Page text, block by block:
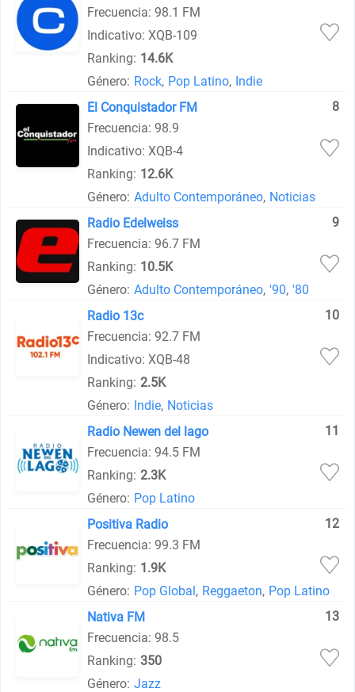
Frecuencia: 98.1 FM
Indicativo: XQB-109
Ranking: 14.6K
Género: Rock, Pop Latino, Indie
El Conquistador FM
8
Frecuencia: 98.9
Indicativo: XQB-4
Ranking: 12.6K
Género: Adulto Contemporáneo, Noticias
Radio Edelweiss
9
Frecuencia: 96.7 FM
Ranking: 10.5K
Género: Adulto Contemporáneo, '90, '80
Radio 13c
10
Frecuencia: 92.7 FM
Indicativo: XQB-48
Ranking: 2.5K
Género: Indie, Noticias
Radio Newen del lago
11
Frecuencia: 94.5 FM
Ranking: 2.3K
Género: Pop Latino
Positiva Radio
12
Frecuencia: 99.3 FM
Ranking: 1.9K
Género: Pop Global, Reggaeton, Pop Latino
Nativa FM
13
Frecuencia: 98.5
Ranking: 350
Género: Jazz